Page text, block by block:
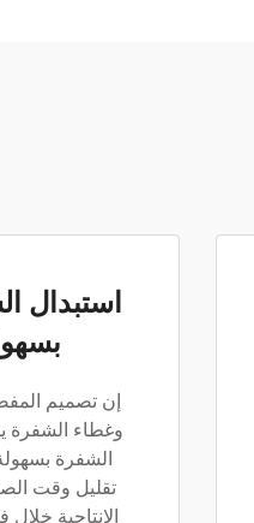
استبدال
إن تصميم
وغطاء الشفرة
الشفرة
تقليل وقت
الإنتاجية خلال